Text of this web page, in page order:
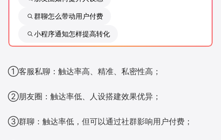
产品更新动态
行业洞察
品牌消费观 行业报告
群聊怎么带动用户付费
小程序通知怎样提高转化
①客服私聊：触达率高、精准、私密性高；
②朋友圈：触达率低、人设搭建效果优异；
③群聊：触达率低，但可以通过社群影响用户付费；